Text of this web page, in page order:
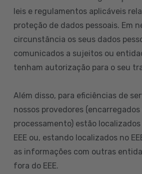
leis e regulamentos aplicáveis
proteção de dados pessoais. Em
circunstância os seus dados
comunicados a sujeitos ou
tenham autorização para o seu
Além disso, para eficiências de
nossos provedores (encarregados
processamento) estão
EEE ou, estando localizados no
as informações com outras
fora do EEE.